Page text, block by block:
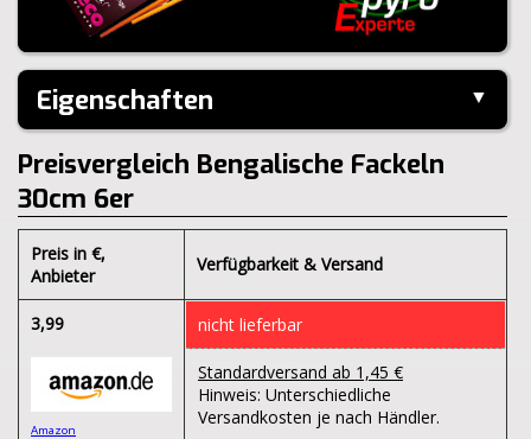
Eigenschaften ▼
Hersteller:
Weco
Inhalt je Pack:
6 Stück
Inhalt je VE:
Größe:
6x30,5x1,2cm
Gewicht Brutto:
Gewicht Netto:
18g
Klasse:
Preisvergleich Bengalische Fackeln
30cm 6er
Preis in €,
Anbieter
Verfügbarkeit & Versand
3,99
Amazon
nicht lieferbar
Standardversand ab 1,45 €
Hinweis: Unterschiedliche
Versandkosten je nach Händler.